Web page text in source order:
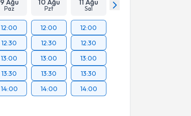
Paz Pzt Sal
12:00
12:30
13:00
13:30
14:00
12:00
12:30
13:00
13:30
14:00
12:00
12:30
13:00
13:30
14:00